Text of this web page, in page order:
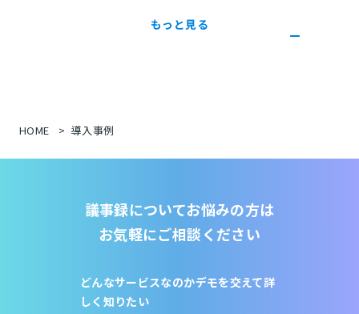
もっと見る
HOME 導入事例
議事録についてお悩みの方は
お気軽にご相談ください
どんなサービスなのかデモを交えて詳
しく知りたい